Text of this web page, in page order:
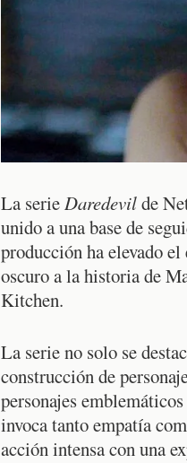
La serieDaredevilde
unido a una base de
producción ha elevado
oscuro a la historia de
Kitchen.
La serie no solo se
construcción de
personajes
invoca tanto empatía
acción intensa con una